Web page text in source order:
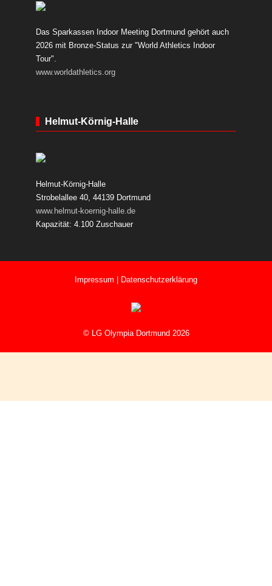
Das Sparkassen Indoor Meeting Dortmund gehört auch
2026 mit Bronze-Status zur "World Athletics Indoor
Tour".
www.worldathletics.org
Helmut-Körnig-Halle
Helmut-Körnig-Halle
Strobelallee 40, 44139 Dortmund
www.helmut-koernig-halle.de
Kapazität: 4.100 Zuschauer
Impressum Datenschutzerklärung
© LG Olympia Dortmund 2026